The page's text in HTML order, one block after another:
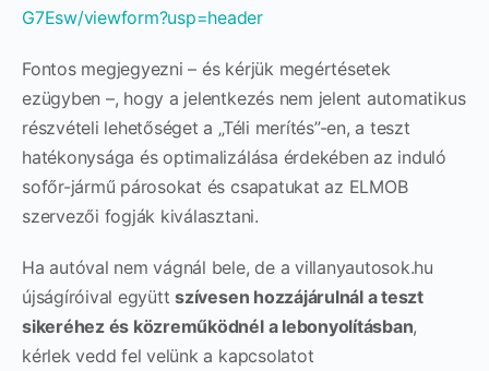
G7Esw/viewform?usp=header
Fontos megjegyezni – és kérjük megértésetek
ezügyben –, hogy a jelentkezés nem jelent automatikus
részvételi lehetőséget a „Téli merítés”-en, a teszt
hatékonysága és optimalizálása érdekében az induló
sofőr-jármű párosokat és csapatukat az ELMOB
szervezői fogják kiválasztani.
Ha autóval nem vágnál bele, de a villanyautosok.hu
újságíróival együttszívesen hozzájárulnál a teszt
sikeréhez és közreműködnél a lebonyolításban,
kérlek vedd fel velünk a kapcsolatot